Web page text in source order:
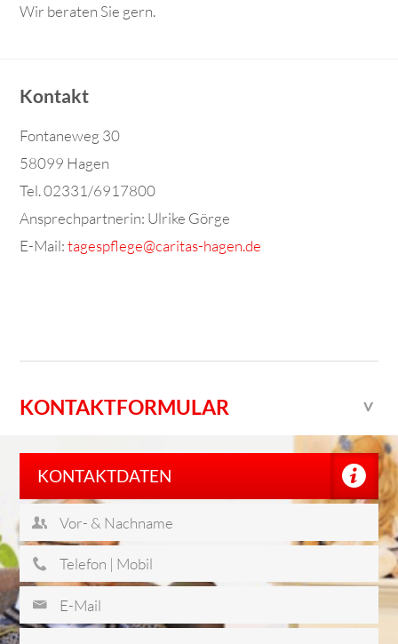
Wir beraten Sie gern.
Kontakt
Fontaneweg 30
58099 Hagen
Tel. 02331/6917800
Ansprechpartnerin: Ulrike Görge
E-Mail:tagespflege@caritas-hagen.de
KONTAKTFORMULAR
KONTAKTDATEN